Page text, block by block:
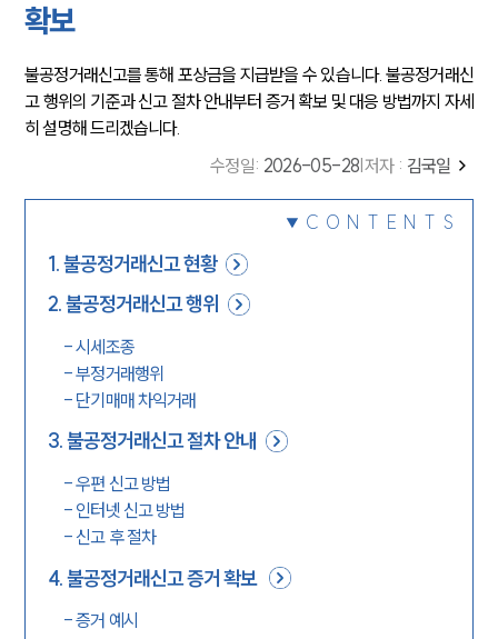
확보
불공정거래신고를 통해 포상금을 지급받을 수 있습니다. 불공정거래신
고 행위의 기준과 신고 절차 안내부터 증거 확보 및 대응 방법까지 자세
히 설명해 드리겠습니다.
수정일: 2026-05-28 저자 : 김국일
CONTENTS
1.불공정거래신고 현황
2.불공정거래신고 행위
-시세조종
-부정거래행위
- 단기매매 차익거래
3.불공정거래신고 절차 안내
-우편 신고 방법
- 인터넷 신고 방법
-신고 후 절차
4.불공정거래신고 증거 확보
-증거 예시